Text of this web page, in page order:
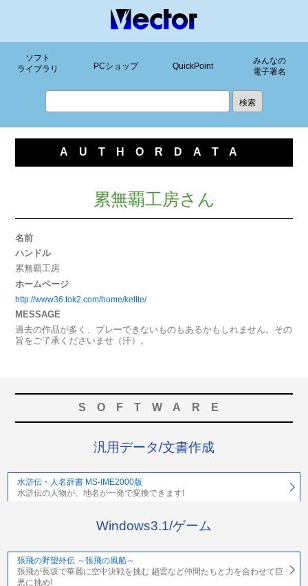
ソフト
ライブラリ
PCショップ QuickPoint
みんなの
電子署名
AUTHORDATA
累無覇工房さん
名前
ハンドル
累無覇工房
ホームページ
http://www36.tok2.com/home/kettle/
MESSAGE
過去の作品が多く、プレーできないものもあるかもしれません。その
旨をご了承くださいませ（汗）。
SOFTWARE
汎用データ/文書作成
水滸伝・人名辞書 MS-IME2000版
水滸伝の人物が、地名が一発で変換できます!
Windows3.1/ゲーム
張飛の野望外伝 ～張飛の風船～
張飛が長坂で華麗に空中決戦を挑む 趙雲など仲間たちと力を合わせて巨
悪に挑め!